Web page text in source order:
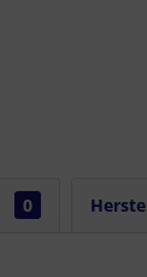
0